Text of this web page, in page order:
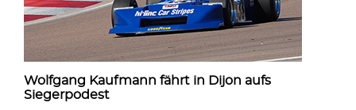
Wolfgang Kaufmann fährt in Dijon aufs
Siegerpodest